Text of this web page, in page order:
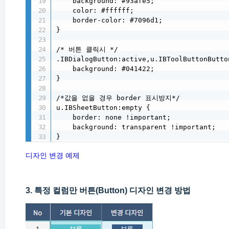
    color: #ffffff;
    border-color: #7096d1;
}
/* 버튼 클릭시 */
    background: #041422;
}
/*값을 없을 경우 border 표시방지*/
u.IBSheetButton:empty {
    border: none !important;
    background: transparent !important;
}
디자인 변경 예제
3. 특정 컬럼만 버튼(Button) 디자인 변경 방법